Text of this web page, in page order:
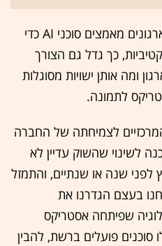
המשמעות היא שככל שיותר ארגונים מאמצים סוכני AI כדי
כך גדל גם הצורך
ומה אותן ישויות מסוגלות
לתמונה.
לצמיחתה של החברה
לשינוי שהשוק עדיין לא
לפני שנה או שנתיים, והתמזל
בעצם הגדרנו את
שפיתחה אסטריקס
סוכנים פועלים ברשת, להבין